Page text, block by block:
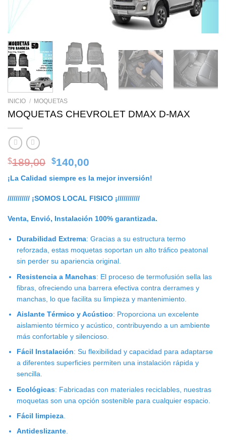
INICIO / MOQUETAS
MOQUETAS CHEVROLET DMAX D-MAX
$189,00 Original
price
was:
$140,00
is:
¡La Calidad siempre es la mejor inversión!
/////////// ¡SOMOS LOCAL FISICO ¡///////////
Venta, Envió, Instalación 100% garantizada.
Durabilidad Extrema: Gracias a su estructura termo
reforzada, estas moquetas soportan un alto tráfico peatonal
sin perder su apariencia original.
Resistencia a Manchas: El proceso de termofusión sella las
fibras, ofreciendo una barrera efectiva contra derrames y
manchas, lo que facilita su limpieza y mantenimiento.
Aislante Térmico y Acústico: Proporciona un excelente
aislamiento térmico y acústico, contribuyendo a un ambiente
más confortable y silencioso.
Fácil Instalación: Su flexibilidad y capacidad para adaptarse
a diferentes superficies permiten una instalación rápida y
sencilla.
Ecológicas: Fabricadas con materiales reciclables, nuestras
moquetas son una opción sostenible para cualquier espacio.
Fácil limpieza
Antideslizante.